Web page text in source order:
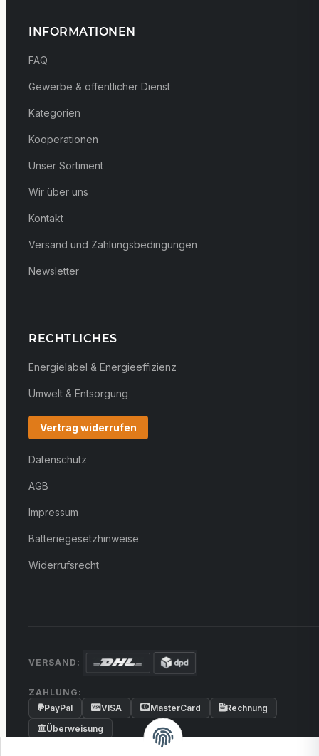
INFORMATIONEN
FAQ
Gewerbe & öffentlicher Dienst
Kategorien
Kooperationen
Unser Sortiment
Wir über uns
Kontakt
Versand und Zahlungsbedingungen
Newsletter
RECHTLICHES
Energielabel & Energieeffizienz
Umwelt & Entsorgung
Vertrag widerrufen
Datenschutz
AGB
Impressum
Batteriegesetzhinweise
Widerrufsrecht
VERSAND:
ZAHLUNG:
PayPal
VISA MasterCard
Rechnung
Überweisung